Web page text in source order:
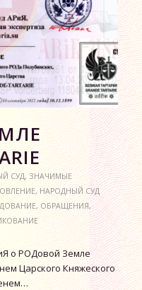
СУД,ЗНАЧИМЫЕ
,НАРОДНЫЙ СУД
,ОБРАЩЕНИЯ,
о РОДовой Земле
Царского Княжеского